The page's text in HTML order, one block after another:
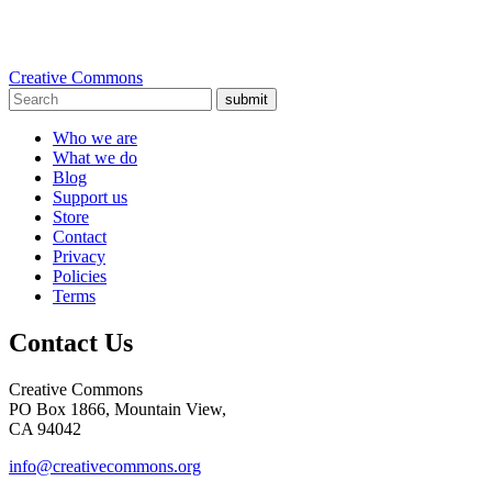
Creative Commons
submit
Who we are
What we do
Blog
Support us
Store
Contact
Privacy
Policies
Terms
Contact Us
Creative Commons
PO Box 1866, Mountain View,
CA 94042
info@creativecommons.org